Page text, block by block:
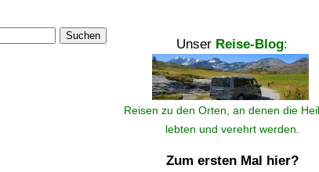
Suchen
Unser Reise-Blog:
Reisen zu den Orten, an denen die
lebten und verehrt werden.
Zum ersten Mal hier?